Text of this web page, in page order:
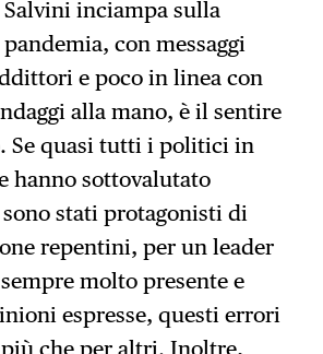
inciampa sulla
con messaggi
e poco in linea con
alla mano, è il sentire
Se quasi tutti i politici in
hanno sottovalutato
sono stati protagonisti di
repentini, per un leader
molto presente e
espresse, questi errori
che per altri. Inoltre,